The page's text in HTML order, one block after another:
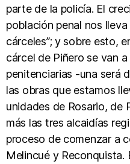
parte de la policía. El
población penal nos
cárceles”; y sobre esto,
cárcel de Piñero se van
penitenciarias -una será
las obras que estamos
unidades de Rosario, de
más las tres alcaidías
proceso de comenzar a
Melincué y Reconquista.